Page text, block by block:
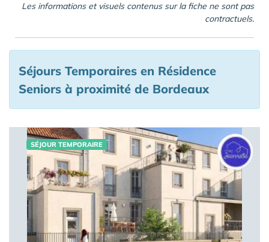
Les informations et visuels contenus sur la fiche ne sont pas
contractuels.
Séjours Temporaires en Résidence
Seniors à proximité de Bordeaux
SÉJOUR TEMPORAIRE